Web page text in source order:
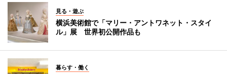
見る・遊ぶ
横浜美術館で「マリー・アントワネット・スタイ
ル」展 世界初公開作品も
暮らす・働く